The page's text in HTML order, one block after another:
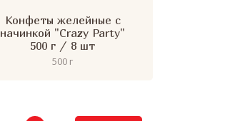
Конфеты желейные с
начинкой "Crazy Party"
500 г / 8 шт
500 г